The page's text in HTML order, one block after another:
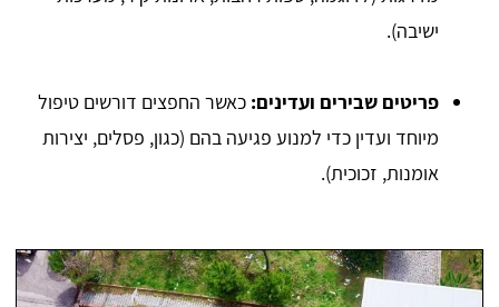
ישיבה).
פריטים שבירים ועדינים: כאשר החפצים דורשים טיפול
מיוחד ועדין כדי למנוע פגיעה בהם (כגון, פסלים, יצירות
אומנות, זכוכית).